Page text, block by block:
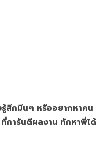
สึกมึนๆ หรืออยากหาคน
ารันตีผลงาน ทักหาพี่ได้